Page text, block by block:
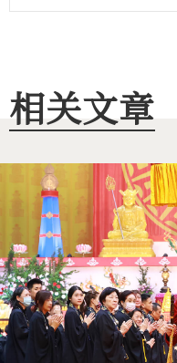
相关文章